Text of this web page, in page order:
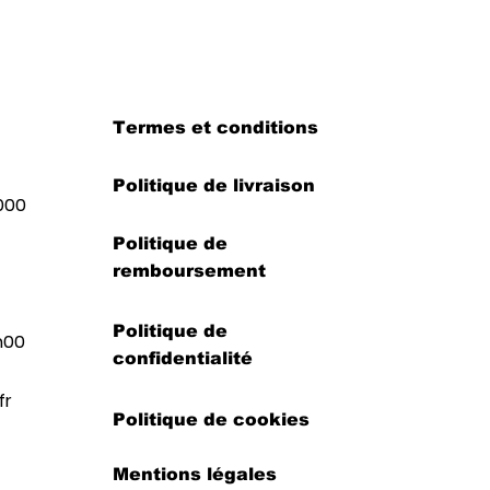
Termes et conditions
Politique de livraison
Politique de
remboursement
Politique de
confidentialité
Politique de cookies
Mentions légales